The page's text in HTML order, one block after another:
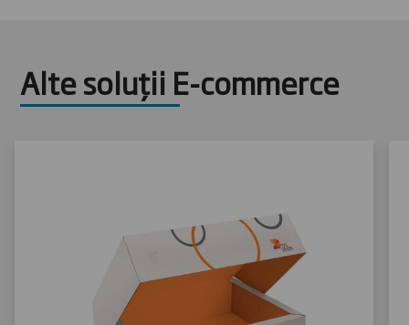
Alte soluții E-commerce